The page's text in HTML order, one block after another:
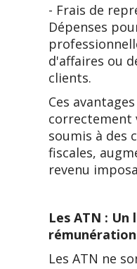
- Frais de
Dépenses
d'affaires ou
clients.
Ces
correctement
soumis à des
fiscales,
revenu
Les ATN :
rémunération
Les ATN ne